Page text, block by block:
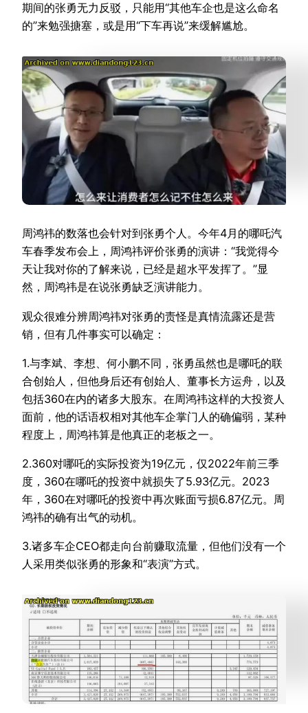
期间的张勇无力反驳，只能用“其他车企也是这么命名
的”来勉强搪塞，或是用“下车再说”来缓解尴尬。
周鸿祎的数落也会针对到张勇个人。今年4月的哪吒汽
车春季发布会上，周鸿祎评价张勇的演讲：“我觉得今
天让我对你的了解来说，已经是超水平发挥了。”显
然，周鸿祎是在说张勇缺乏演讲能力。
观众很难分辨周鸿祎对张勇的责怪是真情流露还是营
销，但有几件事实可以确定：
1.与李斌、李想、何小鹏不同，张勇虽然也是哪吒的联
合创始人，但他身后还有创始人、董事长方运舟，以及
包括360在内的诸多大股东。在周鸿祎这样的大投资人
面前，他的话语权相对其他车企掌门人的确偏弱，某种
程度上，周鸿祎算是他真正的老板之一。
2.360对哪吒的实际投资为19亿元，仅2022年前三季
度，360在哪吒的投资中就损失了5.93亿元。2023
年，360在对哪吒的投资中再次账面亏损6.87亿元。周
鸿祎的确有出气的动机。
3.诸多车企CEO都走向台前赚取流量，但他们没有一个
人采用类似张勇的形象和“表演”方式。